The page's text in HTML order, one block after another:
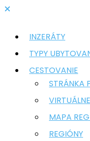
INZERÁTY
TYPY
CESTOVANIE
STRÁNKA
MAPA
REGIÓNY